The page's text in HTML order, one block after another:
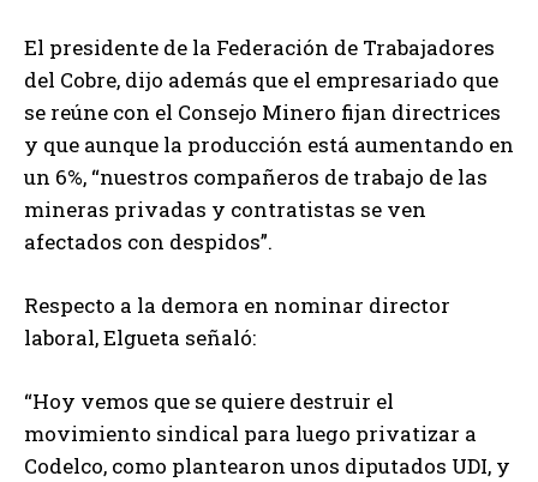
El presidente de la Federación de Trabajadores
del Cobre, dijo además que el empresariado que
se reúne con el Consejo Minero fijan directrices
y que aunque la producción está aumentando en
un 6%, “nuestros compañeros de trabajo de las
mineras privadas y contratistas se ven
afectados con despidos”.
Respecto a la demora en nominar director
laboral, Elgueta señaló:
“Hoy vemos que se quiere destruir el
movimiento sindical para luego privatizar a
Codelco, como plantearon unos diputados UDI, y